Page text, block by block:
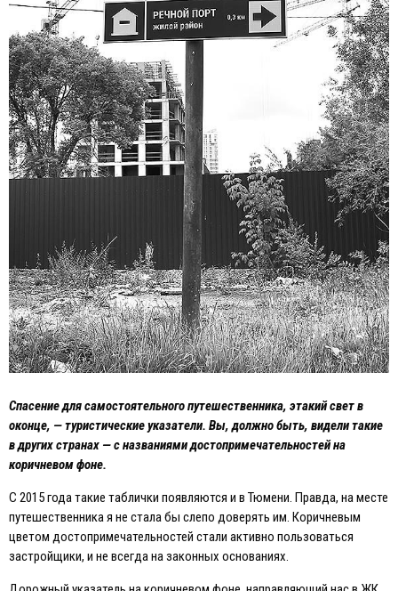
Спасение для самостоятельного путешественника, этакий свет в
оконце, — туристические указатели. Вы, должно быть, видели такие
в других странах — с названиями достопримечательностей на
коричневом фоне.
С 2015 года такие таблички появляются и в Тюмени. Правда, на месте
путешественника я не стала бы слепо доверять им. Коричневым
цветом достопримечательностей стали активно пользоваться
застройщики, и не всегда на законных основаниях.